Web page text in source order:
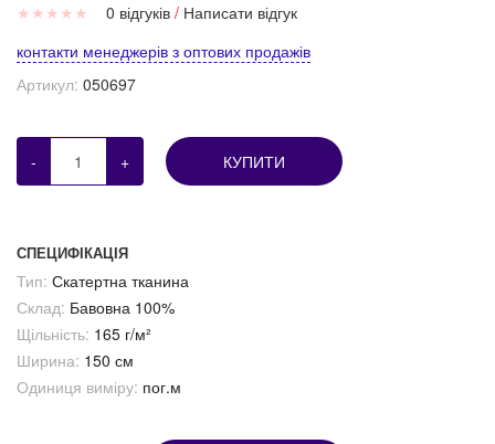
★ ★ ★ ★ ★ 0 відгуків / Написати відгук
контакти менеджерів з оптових продажів
Артикул: 050697
- + КУПИТИ
СПЕЦИФІКАЦІЯ
Тип: Скатертна тканина
Склад: Бавовна 100%
Щільність: 165 г/м²
Ширина: 150 см
Одиниця виміру: пог.м